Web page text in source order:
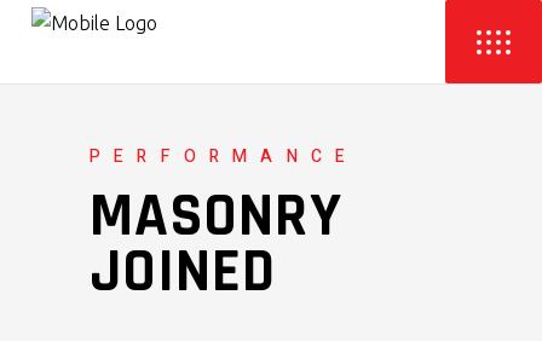
PERFORMANCE
MASONRY
JOINED